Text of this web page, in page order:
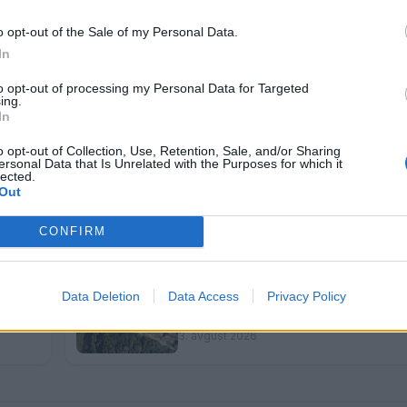
opt-out of the Sale of my Personal Data.
opt-out of processing my Personal Data for Targeted
opt-out of Collection, Use, Retention, Sale, and/or Sharing
Data that Is Unrelated with the Purposes for which it
CONFIRM
Data Deletion Data Access Privacy Policy
Jutri bo na območju Žarove ceste
3. avgust 2026